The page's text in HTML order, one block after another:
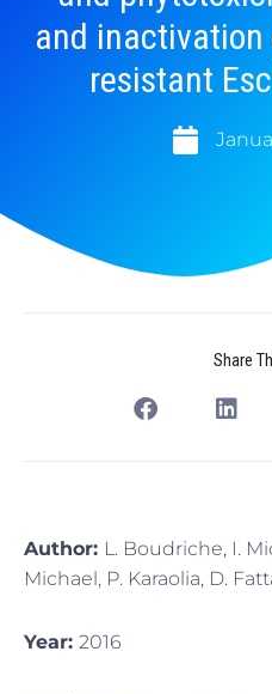
and
resistant
Share
Author: L. Boudriche, I.
Michael, P. Karaolia, D.
Year: 2016